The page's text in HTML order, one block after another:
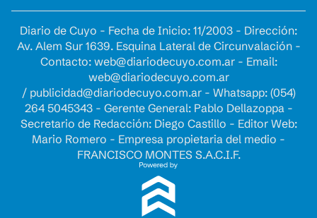
Diario de Cuyo - Fecha de Inicio: 11/2003 - Dirección:
Av. Alem Sur 1639. Esquina Lateral de Circunvalación -
Contacto: web@diariodecuyo.com.ar- Email:
web@diariodecuyo.com.ar
/ publicidad@diariodecuyo.com.ar- Whatsapp: (054)
264 5045343 - Gerente General: Pablo Dellazoppa -
Secretario de Redacción: Diego Castillo - Editor Web:
Mario Romero - Empresa propietaria del medio -
FRANCISCO MONTES S.A.C.I.F.